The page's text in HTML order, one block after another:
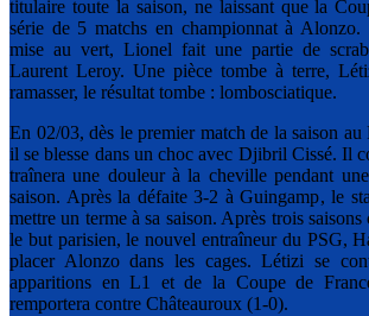
titulaire toute la saison, ne laissant que la
série de 5 matchs en championnat à Alonzo.
mise au vert, Lionel fait une partie de
Laurent Leroy. Une pièce tombe à terre,
ramasser, le résultat tombe : lombosciatique.
En 02/03, dès le premier match de la saison au
il se blesse dans un choc avec Djibril Cissé. Il
traînera une douleur à la cheville pendant
saison. Après la défaite 3-2 à Guingamp, le
mettre un terme à sa saison. Après trois
le but parisien, le nouvel entraîneur du PSG,
placer Alonzo dans les cages. Létizi se
apparitions en L1 et de la Coupe de
remportera contre Châteauroux (1-0).